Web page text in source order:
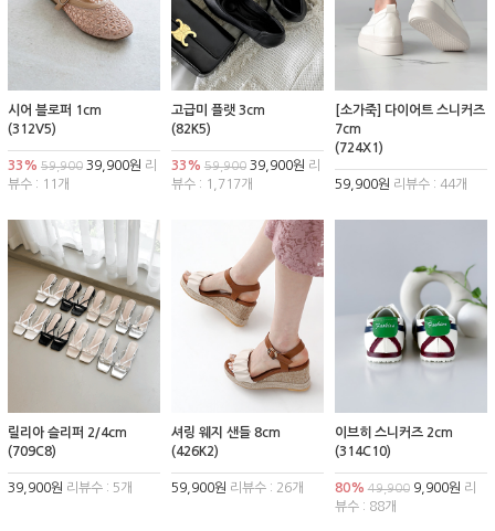
시어 블로퍼 1cm
(312V5)
33% 59,900 39,900원 리
뷰수 : 11개
고급미 플랫 3cm
(82K5)
33% 59,90039,900원 리
뷰수 : 1,717개
[소가죽] 다이어트 스니커즈
7cm
(724X1)
59,900원 리뷰수 : 44개
릴리아 슬리퍼 2/4cm
(709C8)
39,900원 리뷰수 : 5개
셔링 웨지 샌들 8cm
(426K2)
59,900원 리뷰수 : 26개
이브히 스니커즈 2cm
(314C10)
80% 49,9009,900원 리
뷰수 : 88개